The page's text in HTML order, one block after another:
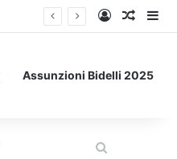
Accedi
Un
Assunzioni Bidelli 2025